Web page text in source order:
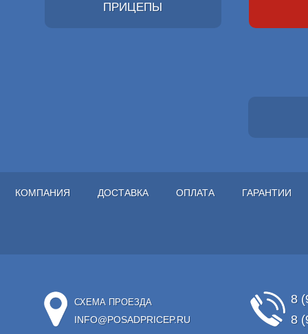
ПРИЦЕПЫ
КОМПАНИЯ ДОСТАВКА ОПЛАТА ГАРАНТИИ
СХЕМА ПРОЕЗДА
INFO@POSADPRICEP.RU
8
8